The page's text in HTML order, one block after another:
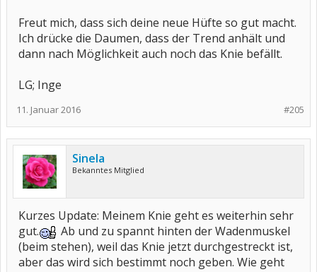
Freut mich, dass sich deine neue Hüfte so gut macht.
Ich drücke die Daumen, dass der Trend anhält und
dann nach Möglichkeit auch noch das Knie befällt.
LG; Inge
#205
11. Januar 2016
Sinela
Bekanntes Mitglied
Kurzes Update: Meinem Knie geht es weiterhin sehr
gut.
Ab und zu spannt hinten der Wadenmuskel
(beim stehen), weil das Knie jetzt durchgestreckt ist,
aber das wird sich bestimmt noch geben. Wie geht